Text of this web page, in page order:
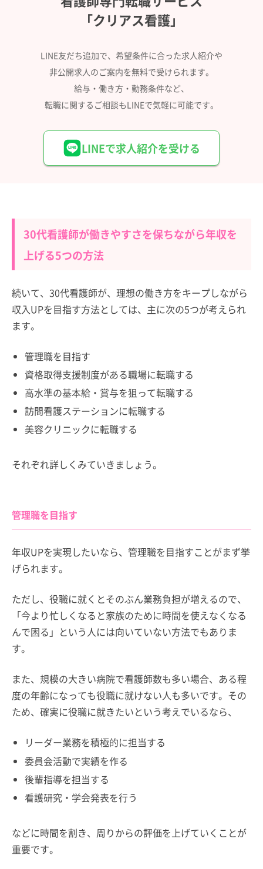
「クリアス看護」
LINE友だち追加で、希望条件に合った求人紹介や
非公開求人のご案内を無料で受けられます。
給与・働き方・勤務条件など、
転職に関するご相談もLINEで気軽に可能です。
LINEで求人紹介を受ける
30代看護師が働きやすさを保ちながら年収を
上げる5つの方法
続いて、30代看護師が、理想の働き方をキープしながら
収入UPを目指す方法としては、主に次の5つが考えられ
ます。
管理職を目指す
資格取得支援制度がある職場に転職する
高水準の基本給・賞与を狙って転職する
訪問看護ステーションに転職する
美容クリニックに転職する
それぞれ詳しくみていきましょう。
管理職を目指す
年収UPを実現したいなら、管理職を目指すことがまず挙
げられます。
ただし、役職に就くとそのぶん業務負担が増えるので、
「今より忙しくなると家族のために時間を使えなくなる
んで困る」という人には向いていない方法でもありま
す。
また、規模の大きい病院で看護師数も多い場合、ある程
度の年齢になっても役職に就けない人も多いです。その
ため、確実に役職に就きたいという考えでいるなら、
リーダー業務を積極的に担当する
委員会活動で実績を作る
後輩指導を担当する
看護研究・学会発表を行う
などに時間を割き、周りからの評価を上げていくことが
重要です。